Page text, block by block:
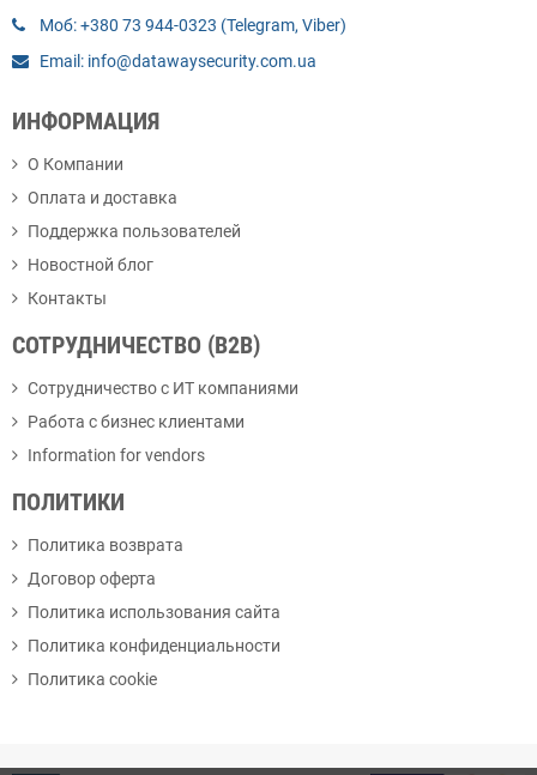
Моб: +380 73 944-0323 (Telegram, Viber)
Email: info@datawaysecurity.com.ua
ИНФОРМАЦИЯ
О Компании
Оплата и доставка
Поддержка пользователей
Новостной блог
Контакты
СОТРУДНИЧЕСТВО (B2B)
Сотрудничество с ИТ компаниями
Работа с бизнес клиентами
Information for vendors
ПОЛИТИКИ
Политика возврата
Договор оферта
Политика использования сайта
Политика конфиденциальности
Политика cookie